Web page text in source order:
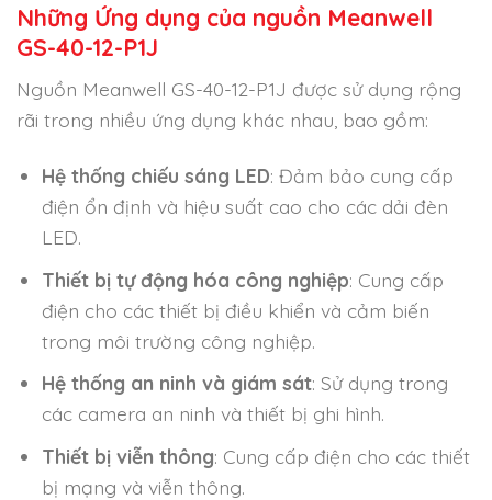
Những Ứng dụng của nguồn Meanwell
GS-40-12-P1J
Nguồn Meanwell GS-40-12-P1J được sử dụng rộng
rãi trong nhiều ứng dụng khác nhau, bao gồm:
Hệ thống chiếu sáng LED: Đảm bảo cung cấp
điện ổn định và hiệu suất cao cho các dải đèn
LED.
Thiết bị tự động hóa công nghiệp: Cung cấp
điện cho các thiết bị điều khiển và cảm biến
trong môi trường công nghiệp.
Hệ thống an ninh và giám sát: Sử dụng trong
các camera an ninh và thiết bị ghi hình.
Thiết bị viễn thông: Cung cấp điện cho các thiết
bị mạng và viễn thông.